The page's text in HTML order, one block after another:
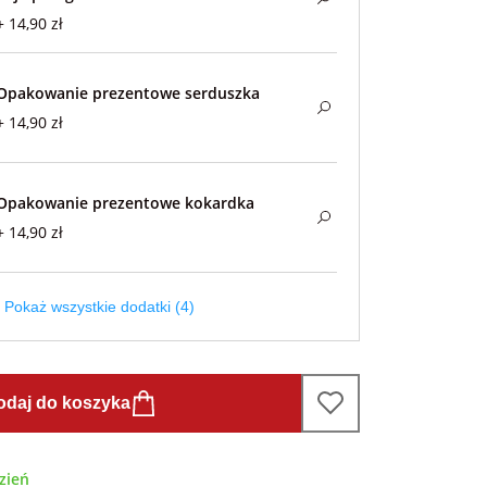
14,90 zł
prezentowe serduszka
14,90 zł
prezentowe kokardka
14,90 zł
Pokaż wszystkie dodatki (4)
do koszyka